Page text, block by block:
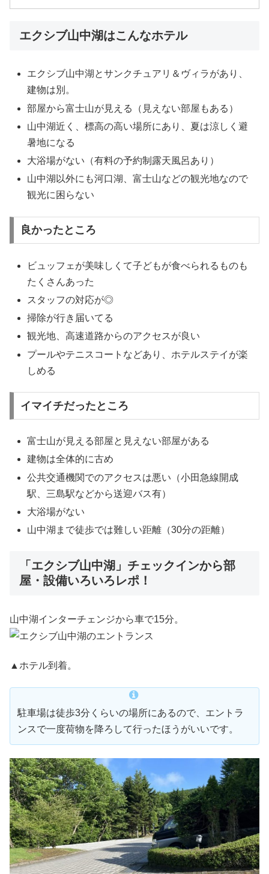
エクシブ山中湖はこんなホテル
エクシブ山中湖とサンクチュアリ＆ヴィラがあり、
建物は別。
部屋から富士山が見える（見えない部屋もある）
山中湖近く、標高の高い場所にあり、夏は涼しく避
暑地になる
大浴場がない（有料の予約制露天風呂あり）
山中湖以外にも河口湖、富士山などの観光地なので
観光に困らない
良かったところ
ビュッフェが美味しくて子どもが食べられるものも
たくさんあった
スタッフの対応が◎
掃除が行き届いてる
観光地、高速道路からのアクセスが良い
プールやテニスコートなどあり、ホテルステイが楽
しめる
イマイチだったところ
富士山が見える部屋と見えない部屋がある
建物は全体的に古め
公共交通機関でのアクセスは悪い（小田急線開成
駅、三島駅などから送迎バス有）
大浴場がない
山中湖まで徒歩では難しい距離（30分の距離）
「エクシブ山中湖」チェックインから部
屋・設備いろいろレポ！
山中湖インターチェンジから車で15分。
▲ホテル到着。
駐車場は徒歩3分くらいの場所にあるので、エントラ
ンスで一度荷物を降ろして行ったほうがいいです。